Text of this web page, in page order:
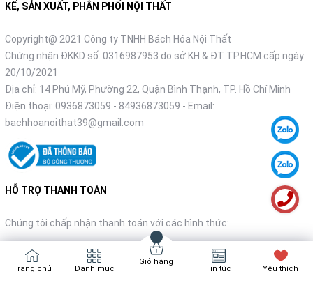
KẾ, SẢN XUẤT, PHÂN PHỐI NỘI THẤT
Copyright@ 2021 Công ty TNHH Bách Hóa Nội Thất
Chứng nhận ĐKKD số: 0316987953 do sở KH & ĐT TP.HCM cấp ngày
20/10/2021
Địa chỉ: 14 Phú Mỹ, Phường 22, Quận Bình Thạnh, TP. Hồ Chí Minh
Điện thoại: 0936873059 - 84936873059 - Email:
bachhoanoithat39@gmail.com
HỖ TRỢ THANH TOÁN
Chúng tôi chấp nhận thanh toán với các hình thức:
Trang chủ Danh mục
Giỏ hàng
Tin tức Yêu thích